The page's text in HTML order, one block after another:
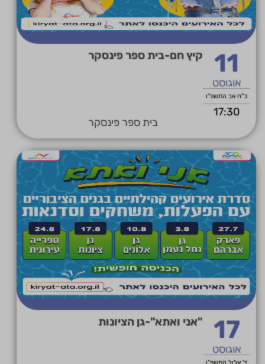
11
אוגוסט
כ"ח אב התשפ"ו
17:30
קיץ חם-בית ספר פינסקר
בית ספר פינסקר
17
אוגוסט
"אני ואתא"-גן הציונות